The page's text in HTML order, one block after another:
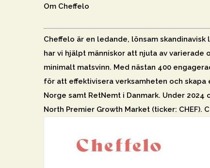
Om Cheffelo
Cheffelo är en ledande, lönsam
har vi hjälpt människor att njuta av
minimalt matsvinn. Med nästan 400
för att effektivisera verksamheten och skapa
Norge samt RetNemt i Danmark. Under
North Premier Growth Market (ticker: CHEF).